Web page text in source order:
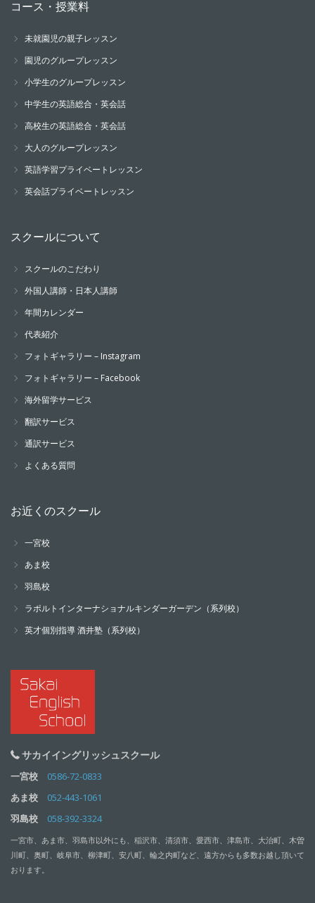
コース・授業料
未就園児の親子レッスン
園児のグループレッスン
小学生のグループレッスン
中学生の英語総合・英会話
高校生の英語総合・英会話
大人のグループレッスン
英語学習プライベートレッスン
英会話プライベートレッスン
スクールについて
スクールのこだわり
外国人講師・日本人講師
年間カレンダー
代表紹介
フォトギャラリー – Instagram
フォトギャラリー – Facebook
海外留学サービス
翻訳サービス
通訳サービス
よくある質問
お近くのスクール
一宮校
あま校
羽島校
ラポルトインターナショナルキンダーガーデン（系列校）
英才個別指導 酒井塾（系列校）
サカイイングリッシュスクール
一宮校
0586-72-0833
あま校
052-443-1061
羽島校
058-392-3324
一宮市、あま市、羽島市以外にも、稲沢市、清須市、愛西市、津島市、大治町、木曽
川町、奥町、岐阜市、柳津町、安八町、輪之内町など、遠方からも多数お越し頂いて
おります。